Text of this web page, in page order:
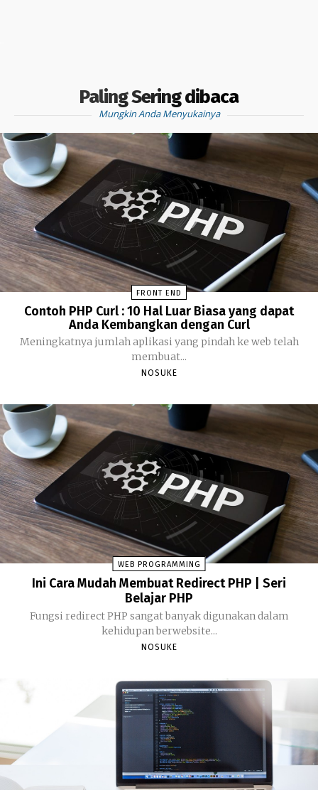
Paling Sering dibaca
Mungkin Anda Menyukainya
FRONT END
Contoh PHP Curl : 10 Hal Luar Biasa yang dapat
Anda Kembangkan dengan Curl
Meningkatnya jumlah aplikasi yang pindah ke web telah
membuat...
NOSUKE
WEB PROGRAMMING
Ini Cara Mudah Membuat Redirect PHP | Seri
Belajar PHP
Fungsi redirect PHP sangat banyak digunakan dalam
kehidupan berwebsite...
NOSUKE